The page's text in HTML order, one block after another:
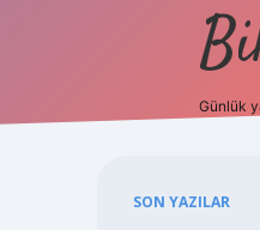
Günlük
SON YAZILAR